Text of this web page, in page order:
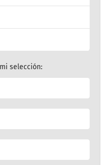
selección: